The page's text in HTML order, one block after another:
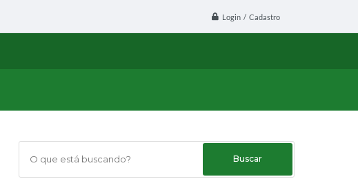
Login / Cadastro
O que está buscando?